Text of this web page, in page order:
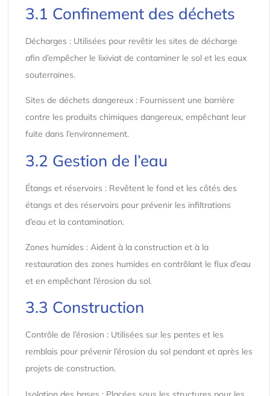
3.1 Confinement des déchets
Décharges : Utilisées pour revêtir les sites de décharge
afin d’empêcher le lixiviat de contaminer le sol et les eaux
souterraines.
Sites de déchets dangereux : Fournissent une barrière
contre les produits chimiques dangereux, empêchant leur
fuite dans l’environnement.
3.2 Gestion de l’eau
Étangs et réservoirs : Revêtent le fond et les côtés des
étangs et des réservoirs pour prévenir les infiltrations
d’eau et la contamination.
Zones humides : Aident à la construction et à la
restauration des zones humides en contrôlant le flux d’eau
et en empêchant l’érosion du sol.
3.3 Construction
Contrôle de l’érosion : Utilisées sur les pentes et les
remblais pour prévenir l’érosion du sol pendant et après les
projets de construction.